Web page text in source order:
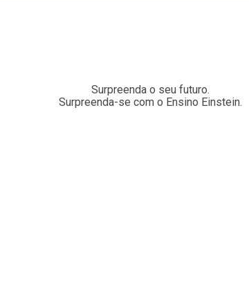
Surpreenda o seu futuro.
Surpreenda-se com o Ensino Einstein.